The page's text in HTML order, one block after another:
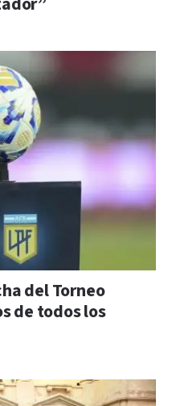
del Torneo
de todos los